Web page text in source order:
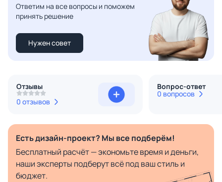
Ответим на все вопросы и поможем
принять решение
Нужен совет
Отзывы
0 отзывов
Вопрос-ответ
0 вопросов
Есть дизайн-проект? Мы все подберём!
Бесплатный расчёт — экономьте время и деньги,
наши эксперты подберут всё под ваш стиль и
бюджет.